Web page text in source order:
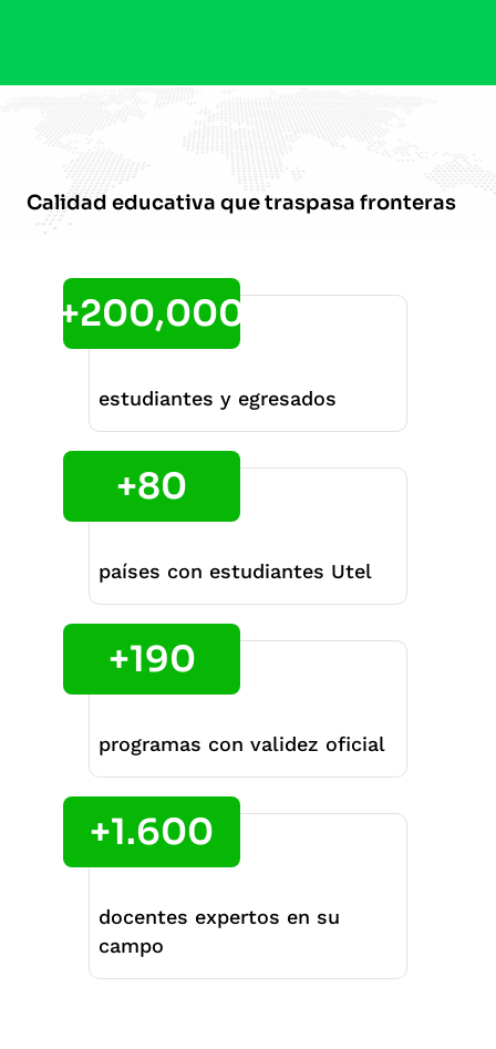
Calidad educativa que traspasa fronteras
+200,000
estudiantes y egresados
+80
países con estudiantes Utel
+190
programas con validez oficial
+1.600
docentes expertos en su
campo